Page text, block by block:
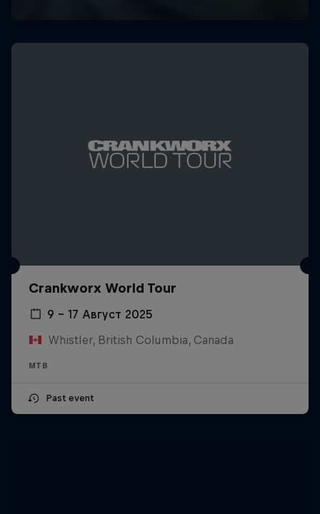
Crankworx World Tour
9 – 17 Август 2025
Whistler, British Columbia, Canada
MTB
Past event